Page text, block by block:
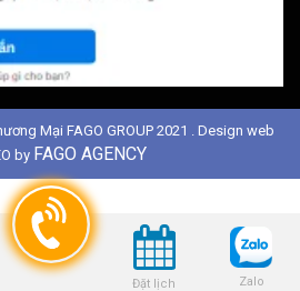
Đặt lịch Zalo
Mại FAGO GROUP 2021 . Design web
by FAGO AGENCY